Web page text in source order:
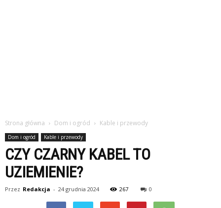
Strona główna Dom i ogród Kable i przewody
Dom i ogród Kable i przewody
CZY CZARNY KABEL TO
UZIEMIENIE?
Przez Redakcja - 24 grudnia 2024 267 0